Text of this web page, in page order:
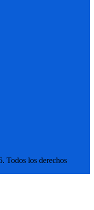
los derechos